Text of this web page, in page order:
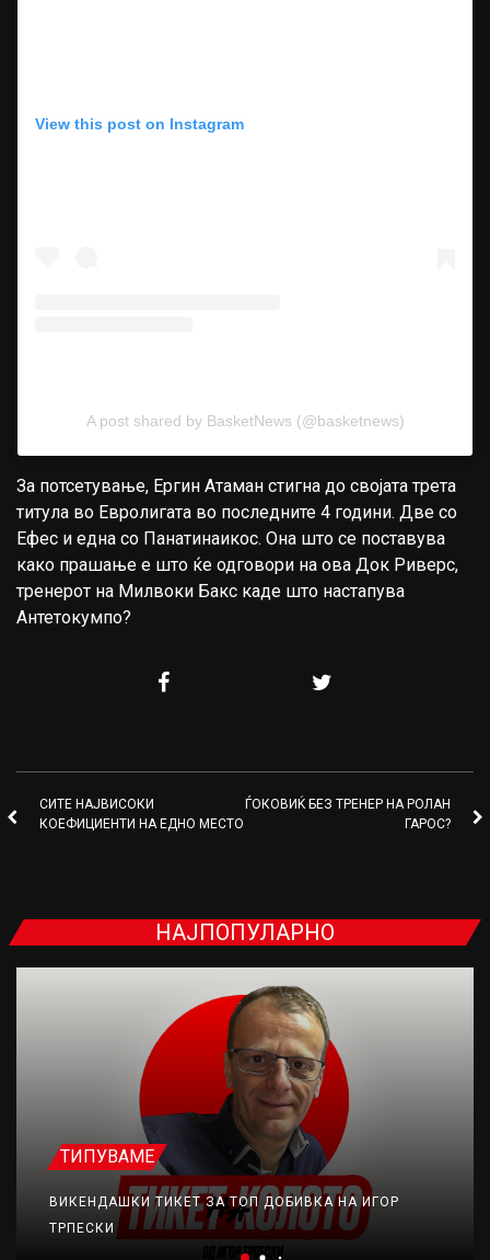
View this post on Instagram
A post shared by BasketNews (@basketnews)
За потсетување, Ергин Атаман стигна до својата трета
титула во Евролигата во последните 4 години. Две со
Ефес и една со Панатинаикос. Она што се поставува
како прашање е што ќе одговори на ова Док Риверс,
тренерот на Милвоки Бакс каде што настапува
Антетокумпо?
СИТЕ НАЈВИСОКИ
КОЕФИЦИЕНТИ НА ЕДНО МЕСТО
ЃОКОВИЌ БЕЗ ТРЕНЕР НА РОЛАН
ГАРОС?
НАЈПОПУЛАРНО
ТИПУВАМЕ
ВИКЕНДАШКИ ТИКЕТ ЗА ТОП ДОБИВКА НА ИГОР
ТРПЕСКИ